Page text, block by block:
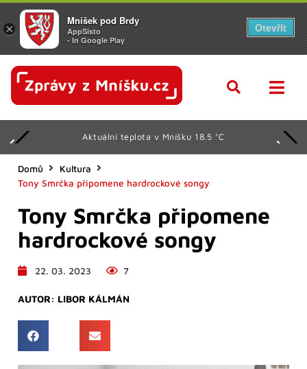
Aktuální teplota v Mníšku 18.5 °C
Domů
Kultura
Tony Smrčka připomene hardrockové songy
Tony Smrčka připomene
hardrockové songy
22. 03. 2023 7
AUTOR: LIBOR KÁLMÁN
×
Mníšek pod Brdy
AppSisto
- In Google Play
Otevřít